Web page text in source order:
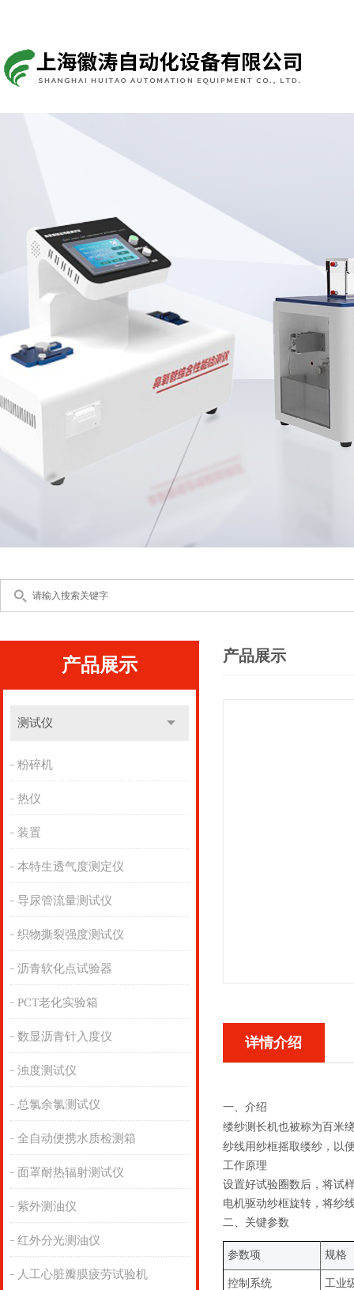
产品展示
测试仪
粉碎机
热仪
装置
本特生透气度测定仪
导尿管流量测试仪
织物撕裂强度测试仪
沥青软化点试验器
PCT老化实验箱
数显沥青针入度仪
浊度测试仪
总氯余氯测试仪
全自动便携水质检测箱
面罩耐热辐射测试仪
紫外测油仪
红外分光测油仪
人工心脏瓣膜疲劳试验机
产品展示
详情介绍
一、 介绍
缕纱测长机也被称为百米
纱线用纱框摇取缕纱，以
工作原理
设置好试验圈数后，将试
电机驱动纱框旋转，将纱
二、关键参数
参数项 规格
控制系统 工业